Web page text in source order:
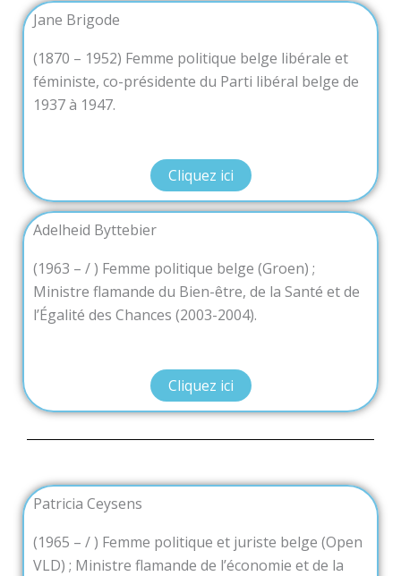
Jane Brigode
(1870 – 1952) Femme politique belge libérale et
féministe, co-présidente du Parti libéral belge de
1937 à 1947.
Cliquez ici
Adelheid Byttebier
(1963 – / ) Femme politique belge (Groen) ;
Ministre flamande du Bien-être, de la Santé et de
l’Égalité des Chances (2003-2004).
Cliquez ici
Patricia Ceysens
(1965 – / ) Femme politique et juriste belge (Open
VLD) ; Ministre flamande de l’économie et de la